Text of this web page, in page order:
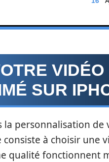
SUR
la personnalisation
consiste à choisir une
qualité fonctionnent